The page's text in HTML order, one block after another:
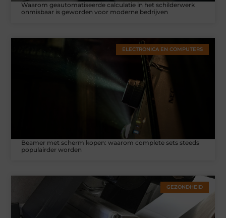
Waarom geautomatiseerde calculatie in het schilderwerk
onmisbaar is geworden voor moderne bedrijven
ELECTRONICA EN COMPUTERS
Beamer met scherm kopen: waarom complete sets steeds
populairder worden
GEZONDHEID